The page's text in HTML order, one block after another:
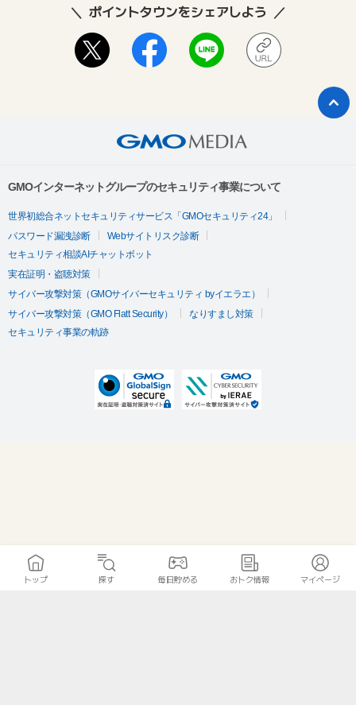
ポイントタウンをシェアしよう
GMOインターネットグループのセキュリティ事業について
世界初総合ネットセキュリティサービス「GMOセキュリティ24」
パスワード漏洩診断
Webサイトリスク診断
セキュリティ相談AIチャットボット
実在証明・盗聴対策
サイバー攻撃対策（GMOサイバーセキュリティ byイエラエ）
サイバー攻撃対策（GMO Flatt Security）
なりすまし対策
セキュリティ事業の軌跡
トップ 探す 毎日貯める おトク情報 マイページ